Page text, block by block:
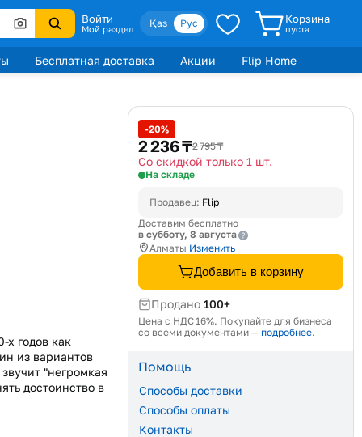
Войти
Мой раздел Қаз Рус Корзина
пуста
Бесплатная доставка Акции
Flip Home
х годов как
из вариантов
"негромкая
достоинство в
-20%
2 236 ₸2 795 ₸
Со скидкой только 1 шт.
На складе
Продавец: Flip
Доставим бесплатно
в субботу, 8 августа
Алматы Изменить
Добавить в корзину
Продано 100+
Цена с НДС 16%. Покупайте для бизнеса
со всеми документами — подробнее.
Помощь
Способы доставки
Способы оплаты
Контакты